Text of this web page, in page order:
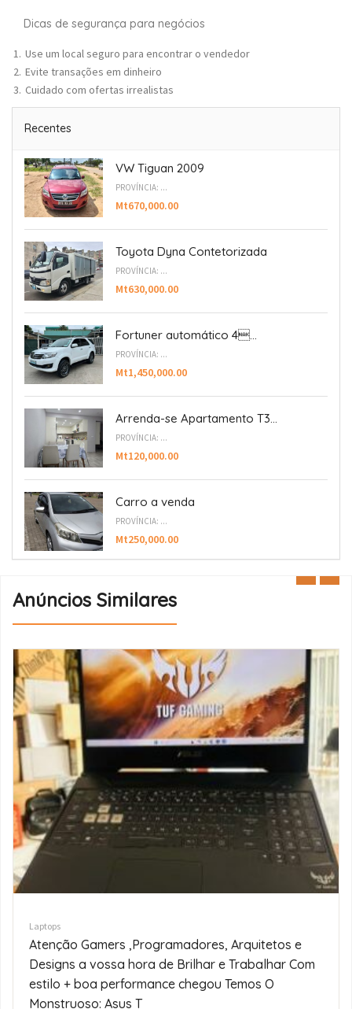
Dicas de segurança para negócios
Use um local seguro para encontrar o vendedor
Evite transações em dinheiro
Cuidado com ofertas irrealistas
Recentes
VW Tiguan 2009
PROVÍNCIA: ...
Mt670,000.00
Toyota Dyna Contetorizada
PROVÍNCIA: ...
Mt630,000.00
Fortuner automático 4...
PROVÍNCIA: ...
Mt1,450,000.00
Arrenda-se Apartamento T3...
PROVÍNCIA: ...
Mt120,000.00
Carro a venda
PROVÍNCIA: ...
Mt250,000.00
Anúncios Similares
Laptops
Lap Top em Promoção 12th Gen Edição 2025
Moderno & Exclusivo ASUS ExpertBook B150
Notebook PC,12th Generation,intel Core I5-1235U
,8GB DDR5 SDRAM,51